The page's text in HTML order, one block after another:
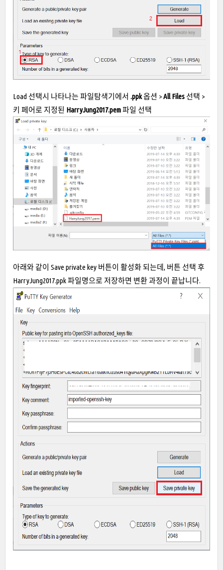
Load 선택시 나타나는 파일탐색기에서 .ppk옵션 >All Files 선택 >
키 페어로 지정된 HarryJung2017.pem파일 선택
아래와 같이 Save private key 버튼이 활성화 되는데, 버튼 선택 후
HarryJung2017.ppk 파일명으로 저장하면 변환 과정이 끝납니다.